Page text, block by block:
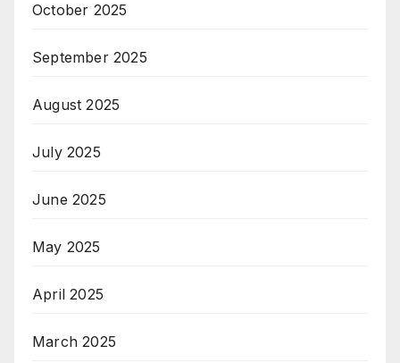
October 2025
September 2025
August 2025
July 2025
June 2025
May 2025
April 2025
March 2025